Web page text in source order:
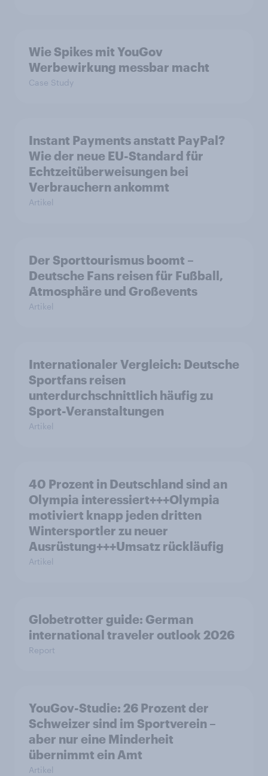
Wie Spikes mit YouGov
Werbewirkung messbar macht
Case Study
Instant Payments anstatt PayPal?
Wie der neue EU-Standard für
Echtzeitüberweisungen bei
Verbrauchern ankommt
Artikel
Der Sporttourismus boomt –
Deutsche Fans reisen für Fußball,
Atmosphäre und Großevents
Artikel
Internationaler Vergleich: Deutsche
Sportfans reisen
unterdurchschnittlich häufig zu
Sport-Veranstaltungen
Artikel
40 Prozent in Deutschland sind an
Olympia interessiert+++Olympia
motiviert knapp jeden dritten
Wintersportler zu neuer
Ausrüstung+++Umsatz rückläufig
Artikel
Globetrotter guide: German
international traveler outlook 2026
Report
YouGov-Studie: 26 Prozent der
Schweizer sind im Sportverein –
aber nur eine Minderheit
übernimmt ein Amt
Artikel